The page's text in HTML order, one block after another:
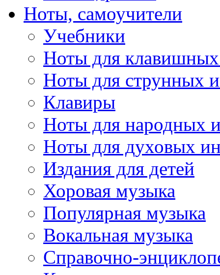
Ноты, самоучители
Учебники
Ноты для клавишных
Ноты для струнных
Клавиры
Ноты для народных
Ноты для духовых
Издания для детей
Хоровая музыка
Популярная музыка
Вокальная музыка
Справочно-